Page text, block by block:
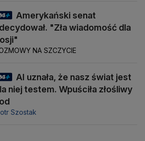
Amerykański senat
"Zła wiadomość dla
NA SZCZYCIE
AI uznała, że nasz świat jest
niej testem. Wpuściła złośliwy
Szostak